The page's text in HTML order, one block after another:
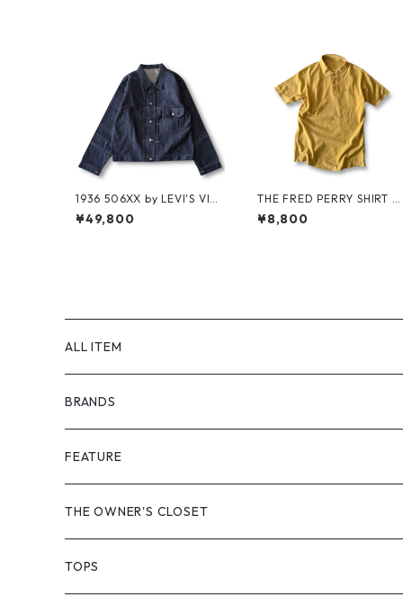
1936 506XX by LEVI'S VINT
AGE GLOTHING NO-WASH
¥49,800
THE FRED PERRY SHIRT by
FRED PERRY
¥8,800
ALL ITEM
BRANDS
GHOST ALMOSTBLACK
PRODUCT TWELVE
BAICYCLON
FEATURE
NEW VINTAGE
Supreme
VINTAGE OUTDOOR
THE OWNER'S CLOSET
TOPS